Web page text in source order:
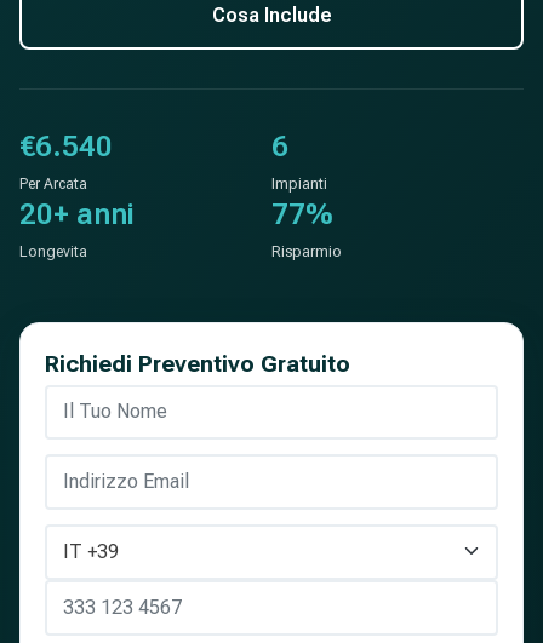
Cosa Include
€6.540
Per Arcata
6
Impianti
20+ anni
Longevita
77%
Risparmio
Richiedi Preventivo Gratuito